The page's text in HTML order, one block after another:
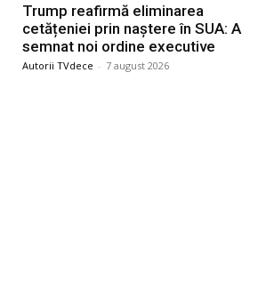
Trump reafirmă eliminarea
cetățeniei prin naștere în SUA: A
semnat noi ordine executive
Autorii TVdece - 7 august 2026